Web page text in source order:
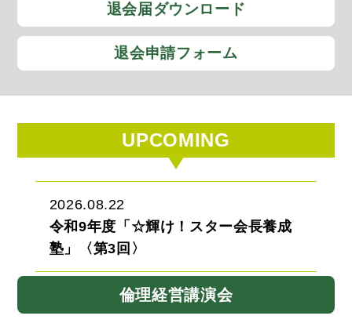
退会届ダウンロード
退会申請フォーム
UPCOMING
2026.08.22
令和9年度「☆輝け！スター会長養成
塾」〈第3回〉
倫理経営講演会